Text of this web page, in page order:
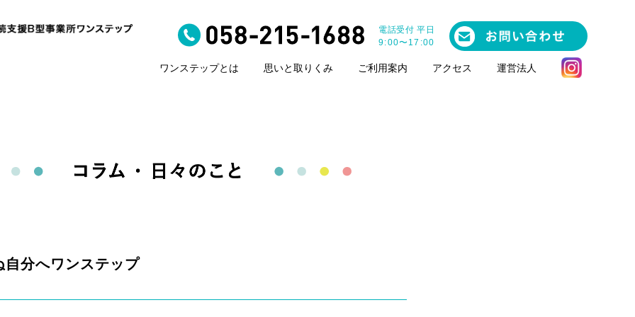
電話受付 平日
9:00〜17:00
ワンステップとは 思いと取りくみ ご利用案内 アクセス 運営法人
自分へワンステップ